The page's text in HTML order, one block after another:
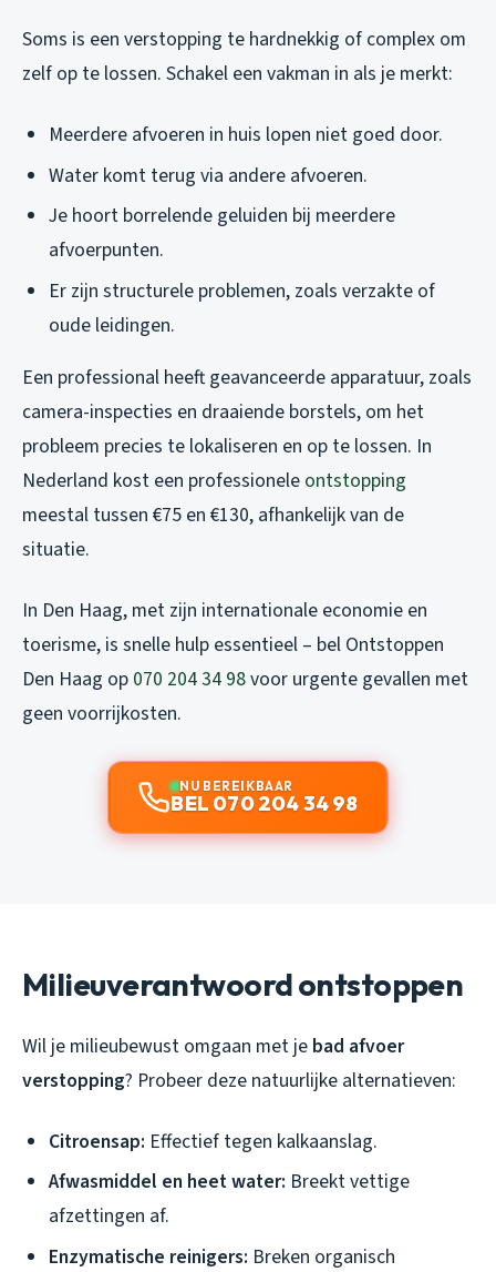
Soms is een verstopping te hardnekkig of complex om
zelf op te lossen. Schakel een vakman in als je merkt:
Meerdere afvoeren in huis lopen niet goed door.
Water komt terug via andere afvoeren.
Je hoort borrelende geluiden bij meerdere
afvoerpunten.
Er zijn structurele problemen, zoals verzakte of
oude leidingen.
Een professional heeft geavanceerde apparatuur, zoals
camera-inspecties en draaiende borstels, om het
probleem precies te lokaliseren en op te lossen. In
Nederland kost een professionele ontstopping
meestal tussen €75 en €130, afhankelijk van de
situatie.
In Den Haag, met zijn internationale economie en
toerisme, is snelle hulp essentieel – bel Ontstoppen
Den Haag op 070 204 34 98voor urgente gevallen met
geen voorrijkosten.
NU BEREIKBAAR
BEL 070 204 34 98
Milieuverantwoord ontstoppen
Wil je milieubewust omgaan met je bad afvoer
verstopping? Probeer deze natuurlijke alternatieven:
Citroensap: Effectief tegen kalkaanslag.
Afwasmiddel en heet water: Breekt vettige
afzettingen af.
Enzymatische reinigers: Breken organisch